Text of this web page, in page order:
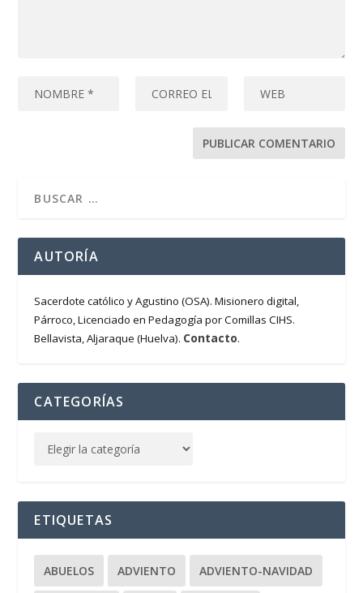
AUTORÍA
Sacerdote católico y Agustino (OSA). Misionero digital,
Párroco, Licenciado en Pedagogía por Comillas CIHS.
Bellavista, Aljaraque (Huelva). Contacto.
CATEGORÍAS
ETIQUETAS
ABUELOS ADVIENTO ADVIENTO-NAVIDAD